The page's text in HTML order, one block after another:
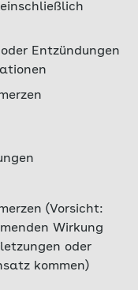
Entzündungen
(Vorsicht:
Wirkung
oder
kommen)